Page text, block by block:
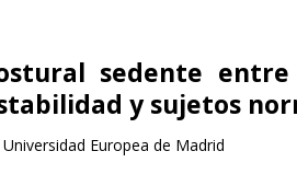
sedente
y sujetos
Europea de Madrid